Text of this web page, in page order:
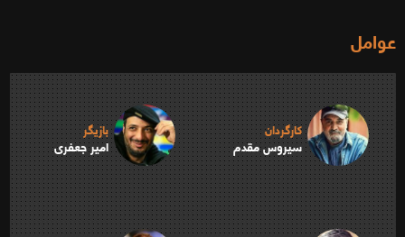
عوامل
کارگردان
سیروس مقدم
بازیگر
امیر جعفری